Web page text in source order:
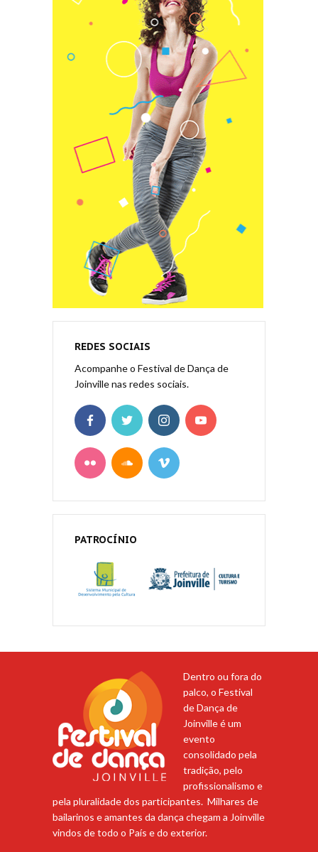
REDES SOCIAIS
Acompanhe o Festival de Dança de
Joinville nas redes sociais.
PATROCÍNIO
Dentro ou fora do
palco, o Festival
de Dança de
Joinville é um
evento
consolidado pela
tradição, pelo
profissionalismo e
pela pluralidade dos participantes. Milhares de
bailarinos e amantes da dança chegam a Joinville
vindos de todo o País e do exterior.